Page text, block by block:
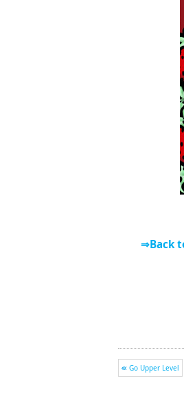
⇒Back
Go Upper Level